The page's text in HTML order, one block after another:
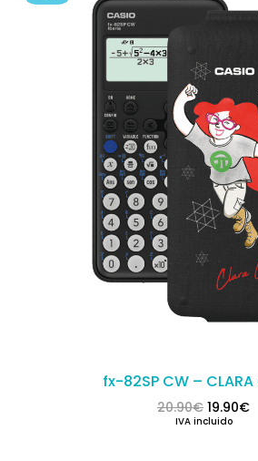
fx-82SP CW – CLARA
20.90€ El
19.90€
IVA incluido